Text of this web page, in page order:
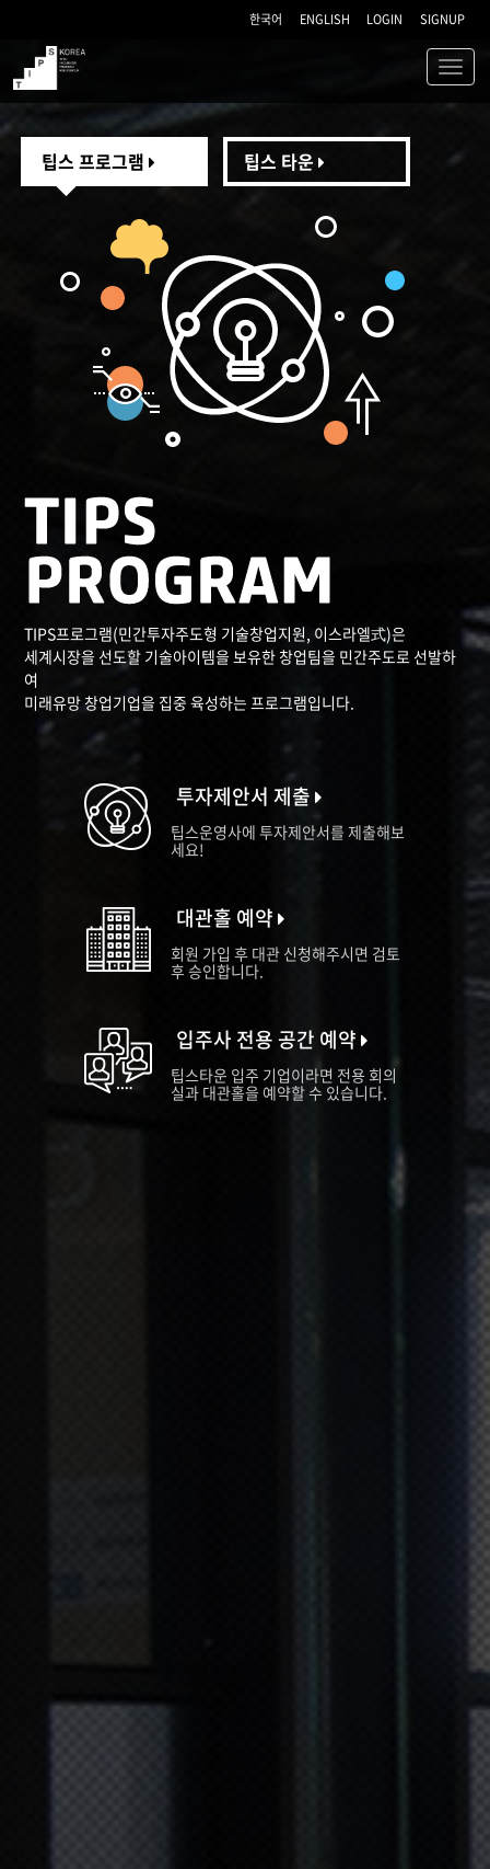
한국어 ENGLISH LOGIN SIGNUP
TIPS
팁스 프로그램 팁스 타운
TIPS프로그램(민간투자주도형 기술창업지원, 이스라엘式)은
세계시장을 선도할 기술아이템을 보유한 창업팀을 민간주도로 선발하
여
미래유망 창업기업을 집중 육성하는 프로그램입니다.
투자제안서 제출
팁스운영사에 투자제안서를 제출해보
세요!
대관홀 예약
회원 가입 후 대관 신청해주시면 검토
후 승인합니다.
입주사 전용 공간 예약
팁스타운 입주 기업이라면 전용 회의
실과 대관홀을 예약할 수 있습니다.